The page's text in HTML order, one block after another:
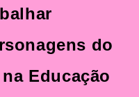
do
Educação